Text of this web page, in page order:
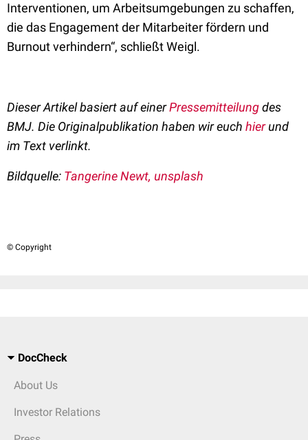
Interventionen, um Arbeitsumgebungen zu schaffen,
die das Engagement der Mitarbeiter fördern und
Burnout verhindern“, schließt Weigl.
Dieser Artikel basiert auf einerPressemitteilungdes
BMJ. Die Originalpublikation haben wir euch hierund
im Text verlinkt.
Bildquelle: Tangerine Newt, unsplash
© Copyright
DocCheck
About Us
Investor Relations